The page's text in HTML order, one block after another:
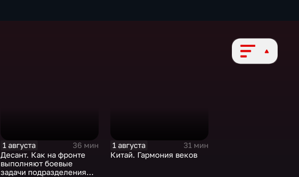
1 августа
36 мин
Десант. Как на фронте
выполняют боевые
задачи подразделения
1 августа
31 мин
Китай. Гармония веков